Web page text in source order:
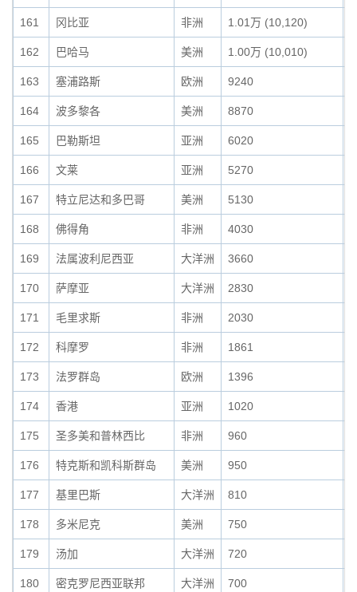
161 冈比亚 非洲 1.01万 (10,120)
162 巴哈马 美洲 1.00万 (10,010)
163 塞浦路斯 欧洲 9240
164 波多黎各 美洲 8870
165 巴勒斯坦 亚洲 6020
166 文莱 亚洲 5270
167 特立尼达和多巴哥 美洲 5130
168 佛得角 非洲 4030
169 法属波利尼西亚 大洋洲 3660
170 萨摩亚 大洋洲 2830
171 毛里求斯 非洲 2030
172 科摩罗 非洲 1861
173 法罗群岛 欧洲 1396
174 香港 亚洲 1020
175 圣多美和普林西比 非洲 960
176 特克斯和凯科斯群岛 美洲 950
177 基里巴斯 大洋洲 810
178 多米尼克 美洲 750
179 汤加 大洋洲 720
180 密克罗尼西亚联邦 大洋洲 700